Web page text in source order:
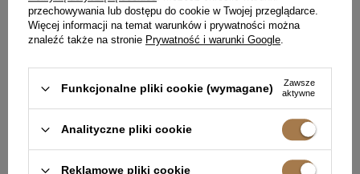
Zapisz się do darmowego newslettera
odbierz 50 punktóww programie lojalnościowym Lou.pl
Wyrażam zgodę na przetwarzanie moich danych osobowych
(adres e-mail) na potrzeby wysyłki newslettera z informacją
polityce prywatności.
przechowywania lub dostępu do cookie w Twojej przeglądarce.
Więcej informacji na temat warunków i prywatności można
znaleźć także na stronie Prywatność i warunki Google.
Funkcjonalne pliki cookie (wymagane)
Zawsze
aktywne
Analityczne pliki cookie
Reklamowe pliki cookie